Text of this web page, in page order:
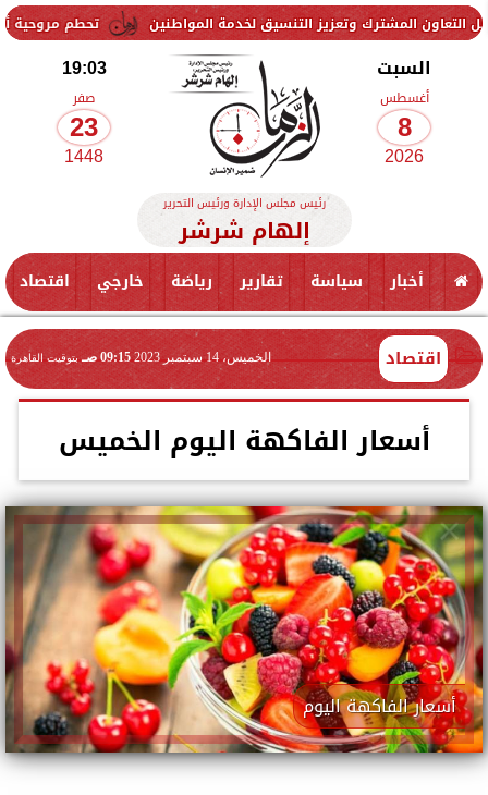
تحطم مروحية أثناء مكافحة وتعزيز التنسيق لخدمة المواطنين
السبت
أغسطس
8
2026
19:03
صفر
23
1448
رئيس مجلس الإدارة ورئيس التحرير
إلهام شرشر
أخبار سياسة تقارير رياضة خارجي اقتصاد
اقتصاد الخميس، 14 سبتمبر 2023 09:15 صـ بتوقيت القاهرة
أسعار الفاكهة اليوم الخميس
أسعار الفاكهة اليوم